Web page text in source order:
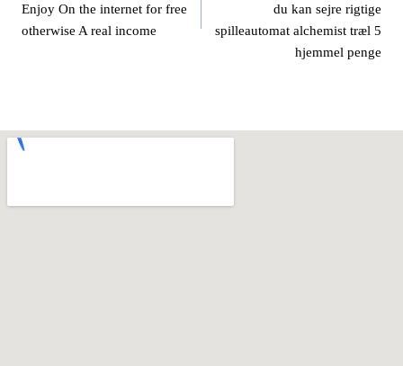
Enjoy On the internet for free
otherwise A real income
du kan sejre rigtige
spilleautomat alchemist træl 5
hjemmel penge